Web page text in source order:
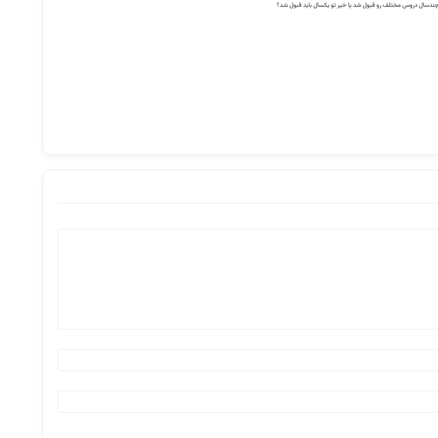
دروس مختلف رو قبول شد یا خیر تو یکسال باید قبول شد؟